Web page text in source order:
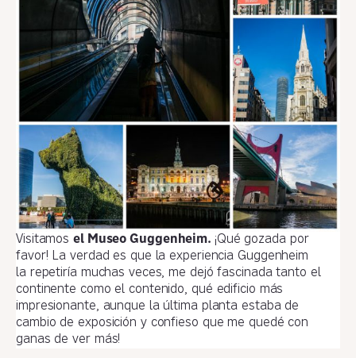
Visitamos el Museo Guggenheim. ¡Qué gozada por
favor! La verdad es que la experiencia Guggenheim
la repetiría muchas veces, me dejó fascinada tanto el
continente como el contenido, qué edificio más
impresionante, aunque la última planta estaba de
cambio de exposición y confieso que me quedé con
ganas de ver más!